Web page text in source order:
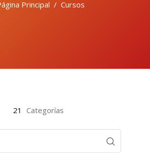
Principal Cursos
21 Categorías